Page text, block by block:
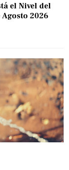
el Nivel del
2026